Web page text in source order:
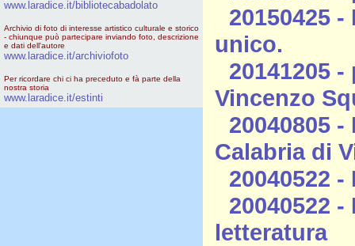
www.laradice.it/bibliotecabadolato
Archivio di foto di interesse artistico culturale e storico
- chiunque può partecipare inviando foto, descrizione
e dati dell'autore
www.laradice.it/archiviofoto
Per ricordare chi ci ha preceduto e fà parte della
nostra storia
www.laradice.it/estinti
20150425
unico.
20141205
Vincenzo
20040805
Calabria di
20040522
20040522
letteratura